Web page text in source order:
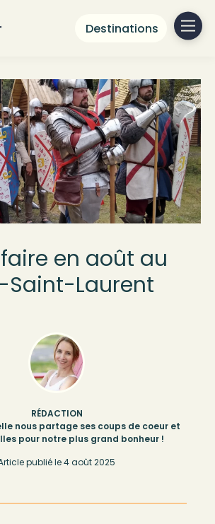
Destinations
en août au
Saint-Laurent
RÉDACTION
nous partage ses coups de coeur et
pour notre plus grand bonheur !
publié le4 août 2025